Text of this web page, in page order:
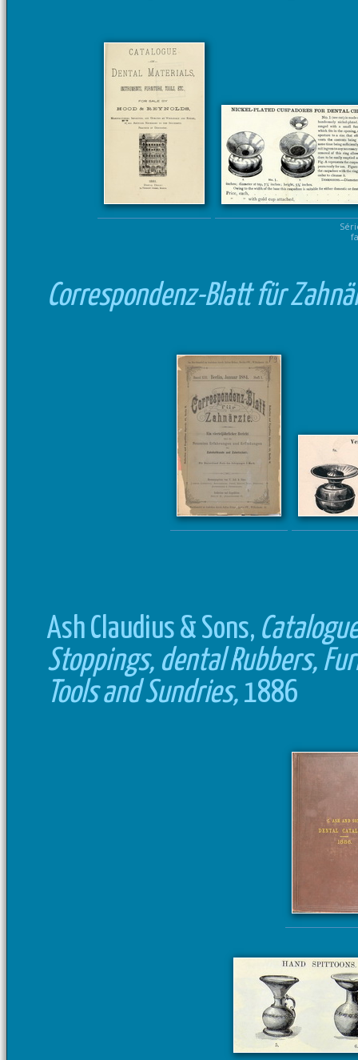
Correspondenz-Blatt für
Ash Claudius & Sons,
Stoppings, dental Rubbers,
Tools and Sundries, 1886